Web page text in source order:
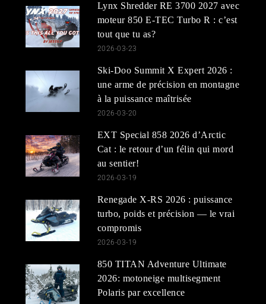
Lynx Shredder RE 3700 2027 avec
moteur 850 E-TEC Turbo R : c’est
tout que tu as?
2026-03-23
Ski-Doo Summit X Expert 2026 :
une arme de précision en montagne
à la puissance maîtrisée
2026-03-20
EXT Special 858 2026 d’Arctic
Cat : le retour d’un félin qui mord
au sentier!
2026-03-19
Renegade X-RS 2026 : puissance
turbo, poids et précision — le vrai
compromis
2026-03-19
850 TITAN Adventure Ultimate
2026: motoneige multisegment
Polaris par excellence